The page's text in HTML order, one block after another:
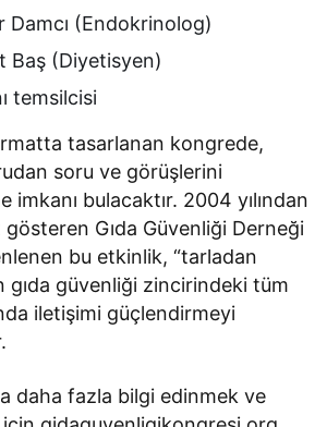
Damcı (Endokrinolog)
Baş (Diyetisyen)
temsilcisi
tasarlanan kongrede,
soru ve görüşlerini
imkanı bulacaktır. 2004 yılından
Gıda Güvenliği Derneği
bu etkinlik, “tarladan
gıda güvenliği zincirindeki tüm
iletişimi güçlendirmeyi
daha fazla bilgi edinmek ve